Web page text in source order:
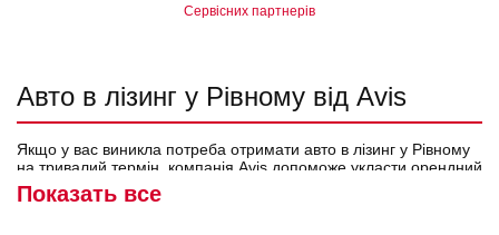
Сервісних партнерів
Авто в лізинг у Рівному від Avis
Якщо у вас виникла потреба отримати авто в лізинг у Рівному
на тривалий термін, компанія Avis допоможе укласти орендний
договір на вигідних умовах.
фізичних осіб, так і для організацій. Наразі центри в
Показать все